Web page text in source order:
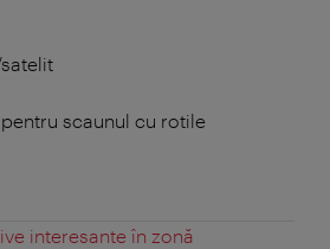
scaunul cu rotile
interesante în zonă